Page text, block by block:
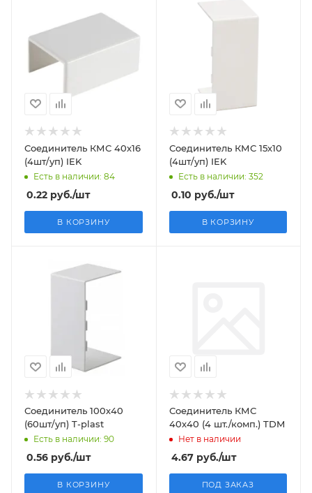
Соединитель КМС 40х16
(4шт/уп) IEK
Есть в наличии: 84
0.22 руб./шт
В КОРЗИНУ
Соединитель КМС 15х10
(4шт/уп) IEK
Есть в наличии: 352
0.10 руб./шт
В КОРЗИНУ
Соединитель 100х40
(60шт/уп) T-plast
Есть в наличии: 90
0.56 руб./шт
В КОРЗИНУ
Соединитель КМС
40х40 (4 шт./комп.) TDM
Нет в наличии
4.67руб./шт
ПОД ЗАКАЗ